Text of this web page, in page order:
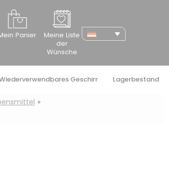
Panier
Meine Liste
der
Wünsche
Geschirr Lagerbestand